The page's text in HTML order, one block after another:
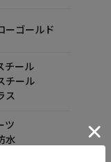
ーゴールド
チール
チール
ス
ツ
水